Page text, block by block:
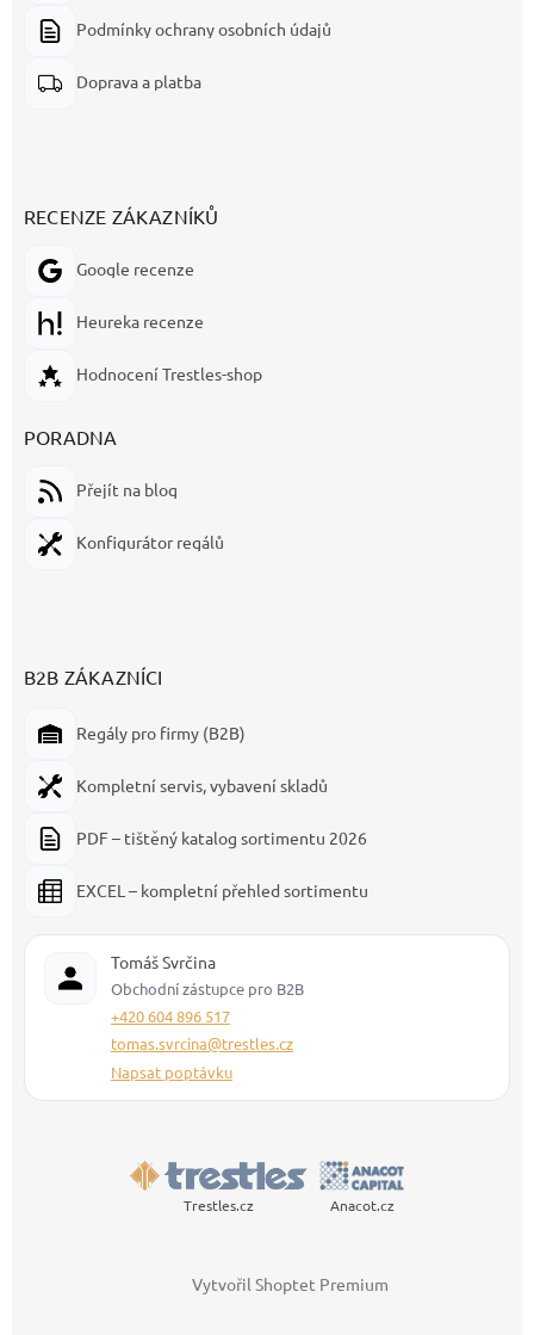
Podmínky ochrany osobních údajů
Doprava a platba
RECENZE ZÁKAZNÍKŮ
Google recenze
Heureka recenze
Hodnocení Trestles-shop
PORADNA
Přejít na blog
Konfigurátor regálů
B2B ZÁKAZNÍCI
Regály pro firmy (B2B)
Kompletní servis, vybavení skladů
PDF – tištěný katalog sortimentu 2026
EXCEL – kompletní přehled sortimentu
Tomáš Svrčina
Obchodní zástupce pro B2B
+420 604 896 517
tomas.svrcina@trestles.cz
Napsat poptávku
Trestles.cz Anacot.cz
Vytvořil Shoptet Premium